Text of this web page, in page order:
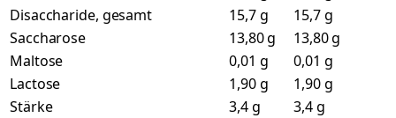
Disaccharide, gesamt
15,7 g
15,7 g
Saccharose
13,80 g
13,80 g
Maltose
0,01 g
0,01 g
Lactose
1,90 g
1,90 g
Stärke
3,4 g
3,4 g